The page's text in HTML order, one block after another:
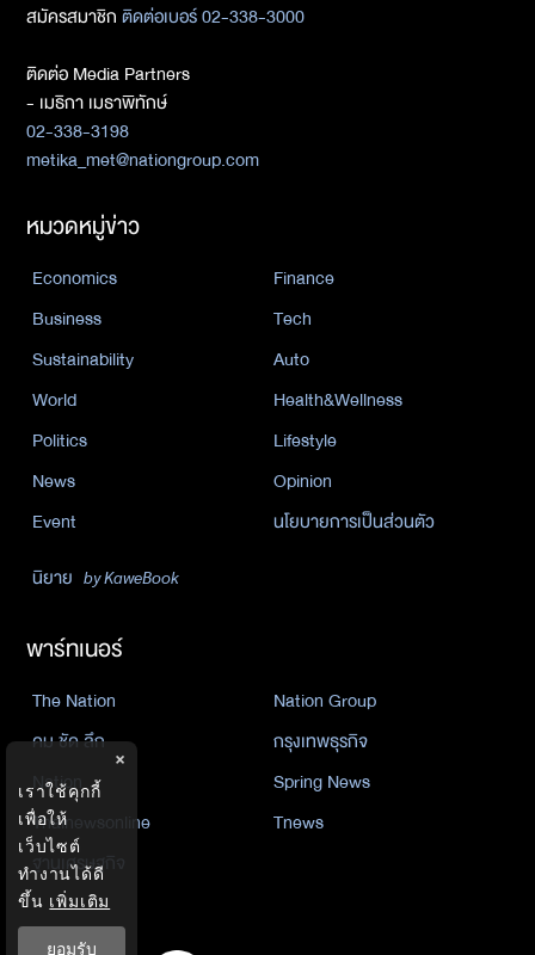
สมัครสมาชิกติดต่อเบอร์ 02-338-3000
ติดต่อ Media Partners
- เมธิกา เมธาพิทักษ์
02-338-3198
metika_met@nationgroup.com
หมวดหมู่ข่าว
Economics
Finance
Business
Tech
Sustainability
Auto
World
Health&Wellness
Politics
Lifestyle
News
Opinion
Event
นโยบายการเป็นส่วนตัว
นิยาย by KaweBook
พาร์ทเนอร์
The Nation
Nation Group
คม ชัด ลึก
กรุงเทพธุรกิจ
Nation
Spring News
Thainewsonline
Tnews
ฐานเศรษฐกิจ
×
เราใช้คุกกี้
เพื่อให้
เว็บไซต์
ทำงานได้ดี
ขึ้น เพิ่มเติม
ยอมรับ